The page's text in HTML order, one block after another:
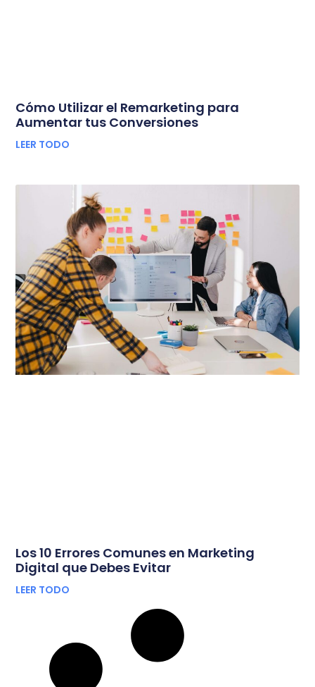
Cómo Utilizar el Remarketing para
Aumentar tus Conversiones
LEER TODO
Los 10 Errores Comunes en Marketing
Digital que Debes Evitar
LEER TODO